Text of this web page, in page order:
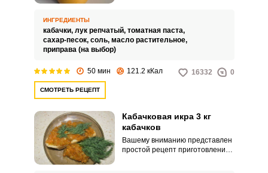
мясорубке, но сегодня можно
упростить и ускорить процесс
при помощи блендера.
ИНГРЕДИЕНТЫ
кабачки, лук репчатый, томатная паста,
сахар-песок, соль, масло растительное,
приправа (на выбор)
50 мин 121.2 кКал 16332 0
СМОТРЕТЬ РЕЦЕПТ
Кабачковая икра 3 кг
кабачков
Вашему вниманию представлен
простой рецепт приготовления